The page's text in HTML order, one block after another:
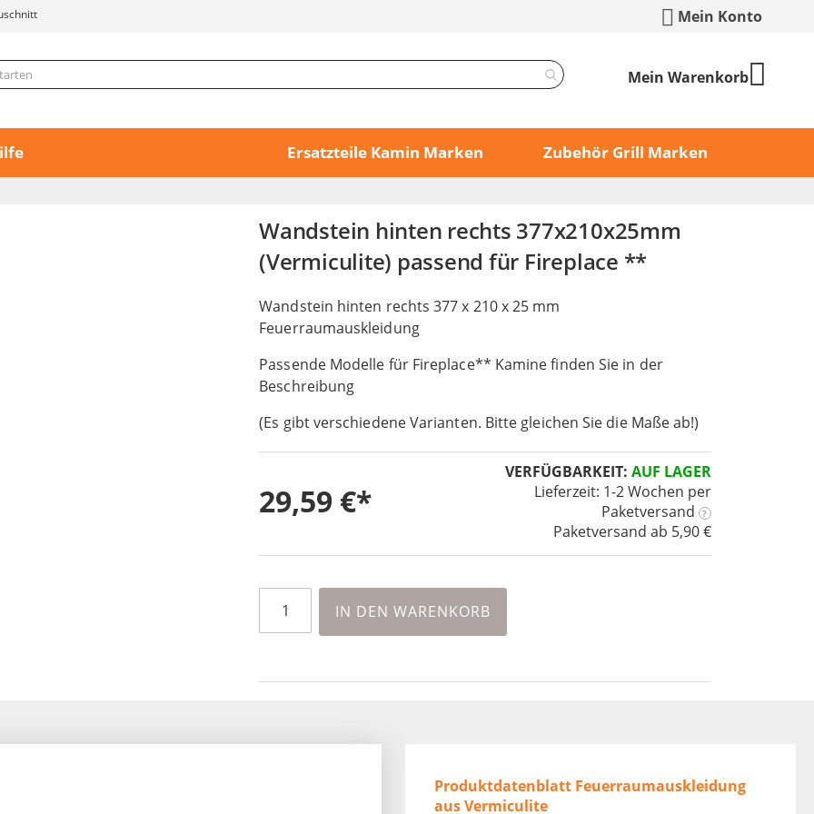
Mein Konto
Mein Warenkorb
Ersatzteile Kamin Marken Zubehör Grill Marken
Wandstein hinten rechts 377x210x25mm
(Vermiculite) passend für Fireplace **
Wandstein hinten rechts 377 x 210 x 25 mm
Feuerraumauskleidung
Passende Modelle für Fireplace** Kamine finden Sie in der
Beschreibung
(Es gibt verschiedene Varianten. Bitte gleichen Sie die Maße ab!)
VERFÜGBARKEIT: AUF LAGER
Lieferzeit: 1-2 Wochen per
Paketversand
?
Paketversand ab 5,90 €
29,59 €
IN DEN WARENKORB
Produktdatenblatt Feuerraumauskleidung
aus Vermiculite